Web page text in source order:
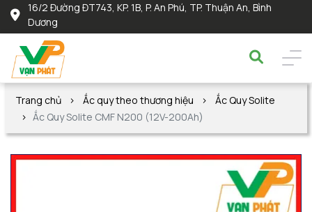
16/2 Đường ĐT743, KP. 1B, P. An Phú, TP. Thuận An, Bình
Dương
Trang chủ Ắc quy theo thương hiệu
Ắc Quy Solite
Ắc Quy Solite CMF N200 (12V-200Ah)